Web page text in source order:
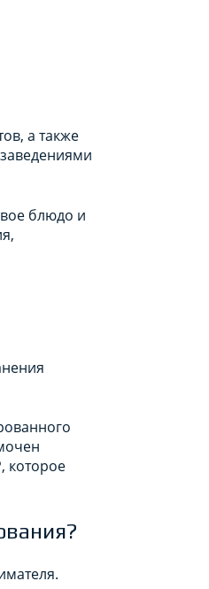
а также
блюдо и
которое